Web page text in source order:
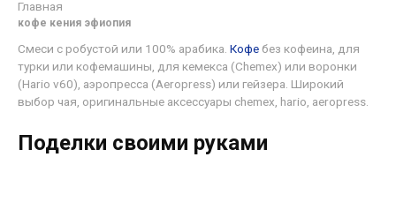
Главная
кофе кения эфиопия
Смеси с робустой или 100% арабика. Кофебез кофеина, для
турки или кофемашины, для кемекса (Chemex) или воронки
(Hario v60), аэропресса (Aeropress) или гейзера. Широкий
выбор чая, оригинальные аксессуары chemex, hario, aeropress.
Поделки своими руками